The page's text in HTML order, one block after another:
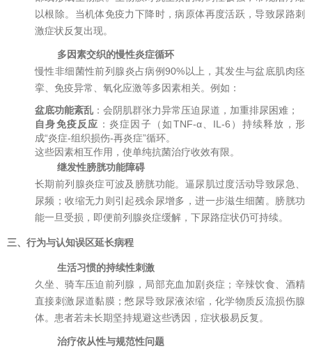
以根除。当机体免疫力下降时，病原体再度活跃，导致尿路刺
激症状反复出现。
多因素交织的慢性炎症循环
慢性非细菌性前列腺炎占病例90%以上，其发生与盆底肌肉痉
挛、免疫异常、氧化应激等多因素相关。例如：
盆底功能紊乱 ：会阴肌群张力异常压迫尿道，加重排尿困难；
自身免疫反应 ：炎症因子（如TNF-α、IL-6）持续释放，形
成“炎症-组织损伤-再炎症”循环。
这些因素相互作用，使单纯抗菌治疗收效有限。
继发性膀胱功能障碍
长期前列腺炎症可波及膀胱功能。逼尿肌过度活动导致尿急、
尿频；收缩无力则引起残余尿增多，进一步滋生细菌。膀胱功
能一旦受损，即便前列腺炎症缓解，下尿路症状仍可持续。
三、行为与认知误区延长病程
生活习惯的持续性刺激
久坐、骑车压迫前列腺，局部充血加剧炎症；辛辣饮食、酒精
直接刺激尿道黏膜；憋尿导致尿液浓缩，化学物质反流损伤腺
体。患者若未长期坚持规避这些诱因，症状极易反复。
治疗依从性与规范性问题